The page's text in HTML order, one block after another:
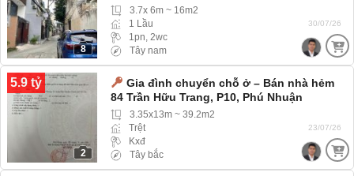
8
3.7x 6m ~ 16m2
1 Lầu
1pn, 2wc
Tây nam
30/07/26
5.9 tỷ
2
Gia đình chuyển chỗ ở – Bán nhà hẻm
84 Trần Hữu Trang, P10, Phú Nhuận
3.35x13m ~ 39.2m2
Trệt
Kxđ
Tây bắc
23/07/26